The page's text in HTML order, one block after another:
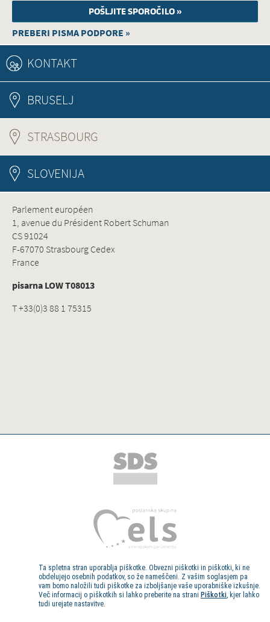
PREBERI PISMA PODPORE »
KONTAKT
BRUSELJ
STRASBOURG
SLOVENIJA
Parlement européen
1, avenue du Président Robert Schuman
CS 91024
F-67070 Strasbourg Cedex
France
pisarna LOW T08013
T +33(0)3 88 1 75315
Ta spletna stran uporablja piškotke. Obvezni piškotki in piškotki, ki ne
obdelujejo osebnih podatkov, so že nameščeni. Z vašim soglasjem pa
vam bomo naložili tudi piškotke za izboljšanje vaše uporabniške izkušnje.
Več informacij o piškotkih si lahko preberite na strani Piškotki, kjer lahko
tudi urejate nastavitve.